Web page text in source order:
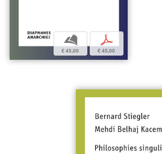
b
€ 45,00
p
€ 45,00